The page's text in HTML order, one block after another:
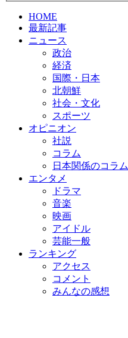
HOME
最新記事
ニュース
政治
経済
国際・日本
北朝鮮
社会・文化
スポーツ
オピニオン
社説
コラム
日本関係のコラム
エンタメ
ドラマ
音楽
映画
アイドル
芸能一般
ランキング
アクセス
コメント
みんなの感想